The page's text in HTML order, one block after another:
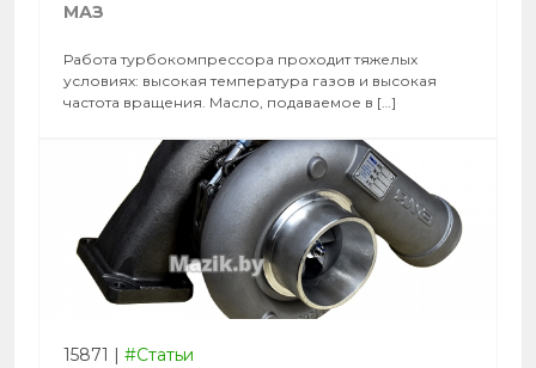
МАЗ
Работа турбокомпрессора проходит тяжелых
условиях: высокая температура газов и высокая
частота вращения. Масло, подаваемое в […]
15871 | #Статьи